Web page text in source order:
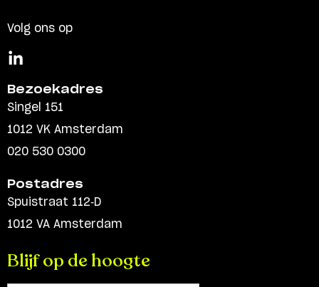
Volg ons op
Bezoekadres
Singel 151
1012 VK Amsterdam
020 530 0300
Postadres
Spuistraat 112-D
1012 VA Amsterdam
Blijf op de hoogte